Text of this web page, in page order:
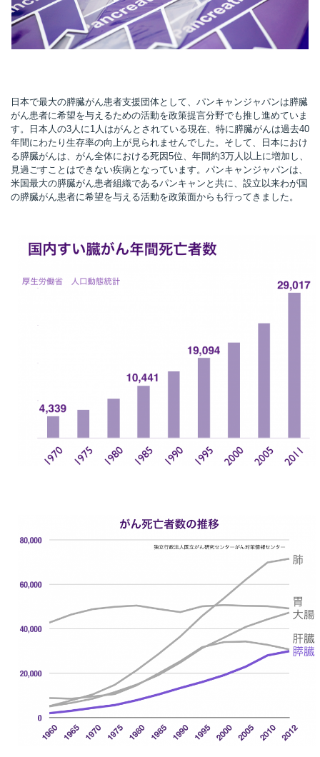
日本で最大の膵臓がん患者支援団体として、パンキャンジャパンは膵臓
がん患者に希望を与えるための活動を政策提言分野でも推し進めていま
す。日本人の3人に1人はがんとされている現在、特に膵臓がんは過去40
年間にわたり生存率の向上が見られませんでした。そして、日本におけ
る膵臓がんは、がん全体における死因5位、年間約3万人以上に増加し、
見過ごすことはできない疾病となっています。パンキャンジャパンは、
米国最大の膵臓がん患者組織であるパンキャンと共に、設立以来わが国
の膵臓がん患者に希望を与える活動を政策面からも行ってきました。